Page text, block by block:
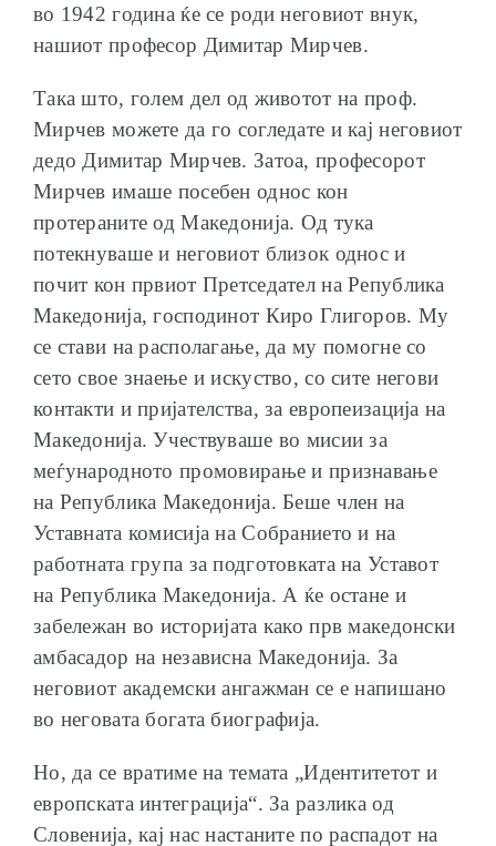
во 1942 година ќе се роди неговиот внук,
нашиот професор Димитар Мирчев.
Така што, голем дел од животот на проф.
Мирчев можете да го согледате и кај неговиот
дедо Димитар Мирчев. Затоа, професорот
Мирчев имаше посебен однос кон
протераните од Македонија. Од тука
потекнуваше и неговиот близок однос и
почит кон првиот Претседател на Република
Македонија, господинот Киро Глигоров. Му
се стави на располагање, да му помогне со
сето свое знаење и искуство, со сите негови
контакти и пријателства, за европеизација на
Македонија. Учествуваше во мисии за
меѓународното промовирање и признавање
на Република Македонија. Беше член на
Уставната комисија на Собранието и на
работната група за подготовката на Уставот
на Република Македонија. А ќе остане и
забележан во историјата како прв македонски
амбасадор на независна Македонија. За
неговиот академски ангажман се е напишано
во неговата богата биографија.
Но, да се вратиме на темата „Идентитетот и
европската интеграција“. За разлика од
Словенија, кај нас настаните по распадот на